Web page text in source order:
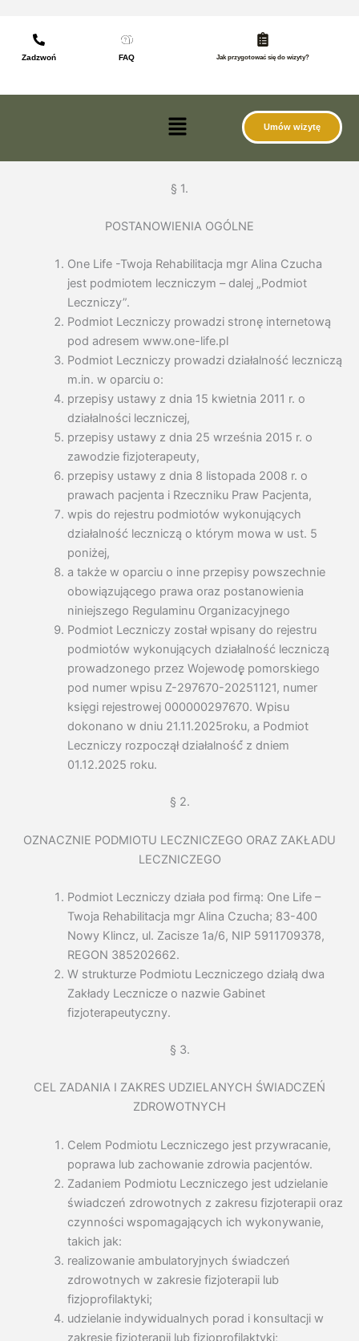
Zadzwoń FAQ Jak przygotować się do wizyty?
Menu Umów wizytę
§ 1.
POSTANOWIENIA OGÓLNE
One Life -Twoja Rehabilitacja mgr Alina Czucha
jest podmiotem leczniczym – dalej „Podmiot
Leczniczy”.
Podmiot Leczniczy prowadzi stronę internetową
pod adresem www.one-life.pl
Podmiot Leczniczy prowadzi działalność leczniczą
m.in. w oparciu o:
przepisy ustawy z dnia 15 kwietnia 2011 r. o
działalności leczniczej,
przepisy ustawy z dnia 25 września 2015 r. o
zawodzie fizjoterapeuty,
przepisy ustawy z dnia 8 listopada 2008 r. o
prawach pacjenta i Rzeczniku Praw Pacjenta,
wpis do rejestru podmiotów wykonujących
działalność leczniczą o którym mowa w ust. 5
poniżej,
a także w oparciu o inne przepisy powszechnie
obowiązującego prawa oraz postanowienia
niniejszego Regulaminu Organizacyjnego
Podmiot Leczniczy został wpisany do rejestru
podmiotów wykonujących działalność leczniczą
prowadzonego przez Wojewodę̨ pomorskiego
pod numer wpisu Z-297670-20251121, numer
księgi rejestrowej 000000297670. Wpisu
dokonano w dniu 21.11.2025roku, a Podmiot
Leczniczy rozpoczął działalność́ z dniem
01.12.2025 roku.
§ 2.
OZNACZNIE PODMIOTU LECZNICZEGO ORAZ ZAKŁADU
LECZNICZEGO
Podmiot Leczniczy działa pod firmą: One Life –
Twoja Rehabilitacja mgr Alina Czucha; 83-400
Nowy Klincz, ul. Zacisze 1a/6, NIP 5911709378,
REGON 385202662.
W strukturze Podmiotu Leczniczego działą dwa
Zakłady Lecznicze o nazwie Gabinet
fizjoterapeutyczny.
§ 3.
CEL ZADANIA I ZAKRES UDZIELANYCH ŚWIADCZEŃ
ZDROWOTNYCH
Celem Podmiotu Leczniczego jest przywracanie,
poprawa lub zachowanie zdrowia pacjentów.
Zadaniem Podmiotu Leczniczego jest udzielanie
świadczeń zdrowotnych z zakresu fizjoterapii oraz
czynności wspomagających ich wykonywanie,
takich jak:
realizowanie ambulatoryjnych świadczeń
zdrowotnych w zakresie fizjoterapii lub
fizjoprofilaktyki;
udzielanie indywidualnych porad i konsultacji w
zakresie fizjoterapii lub fizjoprofilaktyki;